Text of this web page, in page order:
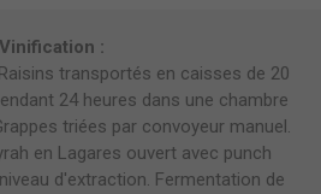
Vinification :
transportés en caisses de 20
24 heures dans une chambre
triées par convoyeur manuel.
en Lagares ouvert avec punch
d'extraction. Fermentation de